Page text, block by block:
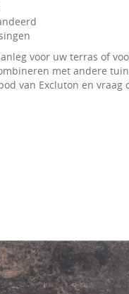
voor uw terras of
met andere
van Excluton en vraag